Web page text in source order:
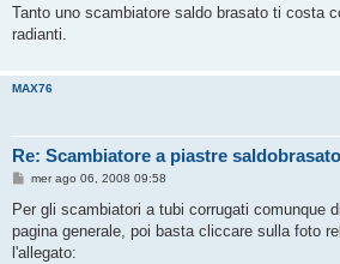
Tanto uno scambiatore saldo brasato ti costa
radianti.
MAX76
Re: Scambiatore a piastre
M
s
a
g
mer ago 06, 2008 09:58
Per gli scambiatori a tubi corrugati comunque
pagina generale, poi basta cliccare sulla foto
l'allegato: